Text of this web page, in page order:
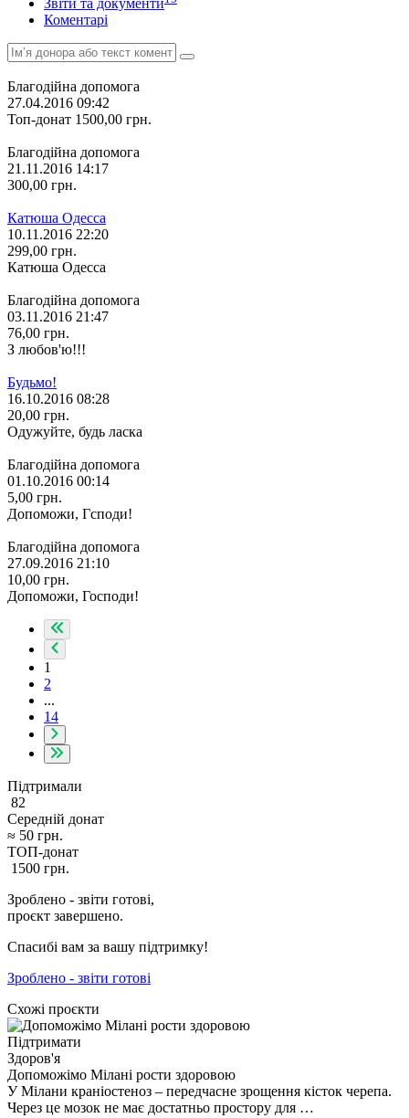
Коментарі
Благодійна допомога
27.04.2016 09:42
Топ-донат 1500,00 грн.
Благодійна допомога
21.11.2016 14:17
300,00 грн.
Катюша Одесса
10.11.2016 22:20
299,00 грн.
Катюша Одесса
Благодійна допомога
03.11.2016 21:47
76,00 грн.
З любов'ю!!!
Будьмо!
16.10.2016 08:28
20,00 грн.
Одужуйте, будь ласка
Благодійна допомога
01.10.2016 00:14
5,00 грн.
Допоможи, Гсподи!
Благодійна допомога
27.09.2016 21:10
10,00 грн.
Допоможи, Господи!
1
2
...
14
Підтримали
82
Середній донат
≈ 50 грн.
ТОП-донат
1500 грн.
Зроблено - звіти готові,
проєкт завершено.
Спасибі вам за вашу підтримку!
Зроблено - звіти готові
Схожі проєкти
Підтримати
Здоров'я
Допоможімо Мілані рости здоровою
У Мілани краніостеноз – передчасне зрощення кісток черепа.
Через це мозок не має достатньо простору для …